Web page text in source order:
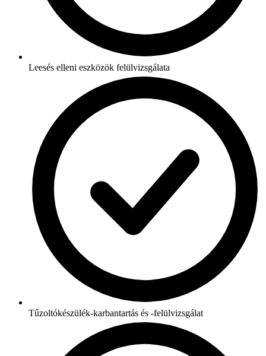
Leesés elleni eszközök felülvizsgálata
Tűzoltókészülék-karbantartás és -felülvizsgálat